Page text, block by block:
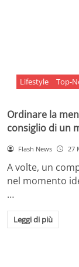
Lifestyle Top-
Ordinare la
consiglio di un
Flash News 27
A volte, un
nel momento
…
Leggi di più